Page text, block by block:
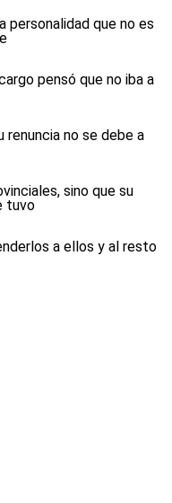
personalidad que no es
pensó que no iba a
no se debe a
sino que su
tuvo
a ellos y al resto